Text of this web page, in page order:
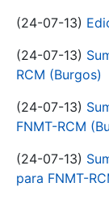
(24-07-13)
(24-07-13)
RCM (Burgos)
(24-07-13)
FNMT-RCM
(24-07-13)
para FNMT-